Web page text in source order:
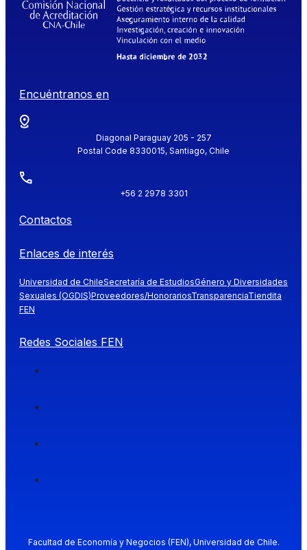
Encuéntranos en
Diagonal Paraguay 205 - 257
Postal Code 8330015, Santiago, Chile
+56 2 2978 3301
Contactos
Enlaces de interés
Universidad de ChileSecretaría de EstudiosGénero y Diversidades
Sexuales (OGDIS)Proveedores/HonorariosTransparenciaTiendita
FEN
Redes Sociales FEN
Facultad de Economía y Negocios (FEN), Universidad de Chile.